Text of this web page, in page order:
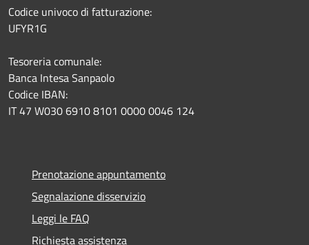
Codice univoco di fatturazione:
UFYR1G
Tesoreria comunale:
Banca Intesa Sanpaolo
Codice IBAN:
IT 47 W030 6910 8101 0000 0046 124
Prenotazione appuntamento
Segnalazione disservizio
Leggi le FAQ
Richiesta assistenza